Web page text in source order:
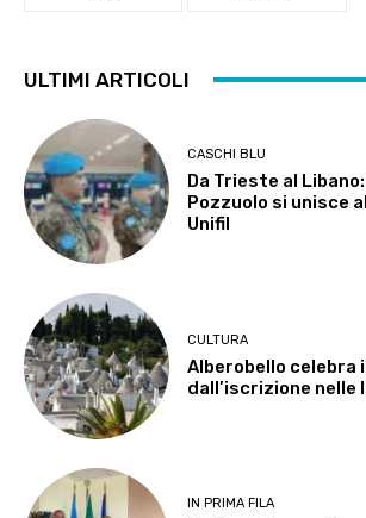
ULTIMI ARTICOLI
CASCHI BLU
Da Trieste al
Pozzuolo si unisce
Unifil
CULTURA
Alberobello celebra
dall’iscrizione nelle
IN PRIMA FILA